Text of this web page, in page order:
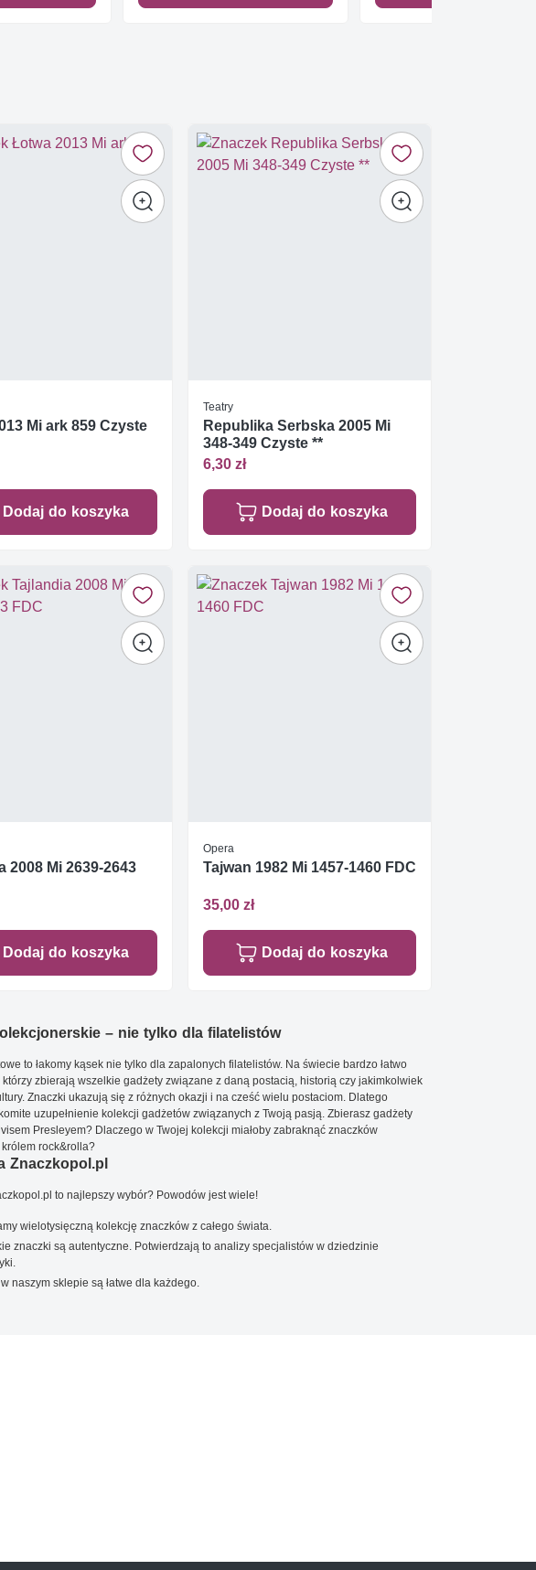
Mi ark 859 Czyste
Dodaj do koszyka
Teatry
Republika Serbska 2005 Mi
348-349 Czyste **
6,30 zł
Dodaj do koszyka
2008 Mi 2639-2643
Dodaj do koszyka
Opera
Tajwan 1982 Mi 1457-1460 FDC
35,00 zł
Dodaj do koszyka
– nie tylko dla filatelistów
to łakomy kąsek nie tylko dla zapalonych filatelistów. Na świecie bardzo łatwo
zbierają wszelkie gadżety związane z daną postacią, historią czy jakimkolwiek
Znaczki ukazują się z różnych okazji i na cześć wielu postaciom. Dlatego
uzupełnienie kolekcji gadżetów związanych z Twoją pasją. Zbierasz gadżety
Presleyem? Dlaczego w Twojej kolekcji miałoby zabraknąć znaczków
rock&rolla?
Znaczkopol.pl
to najlepszy wybór? Powodów jest wiele!
wielotysięczną kolekcję znaczków z całego świata.
znaczki są autentyczne. Potwierdzają to analizy specjalistów w dziedzinie
naszym sklepie są łatwe dla każdego.